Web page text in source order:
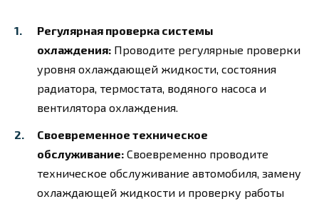
Регулярная проверка системы
охлаждения: Проводите регулярные проверки
уровня охлаждающей жидкости, состояния
радиатора, термостата, водяного насоса и
вентилятора охлаждения.
Своевременное техническое
обслуживание: Своевременно проводите
техническое обслуживание автомобиля, замену
охлаждающей жидкости и проверку работы